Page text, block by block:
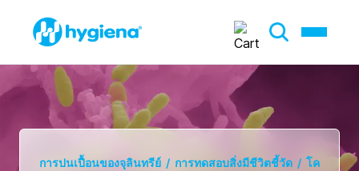
การปนเปื้อนของจุลินทรีย์ / การทดสอบสิ่งมีชีวิตชี้วัด / โค